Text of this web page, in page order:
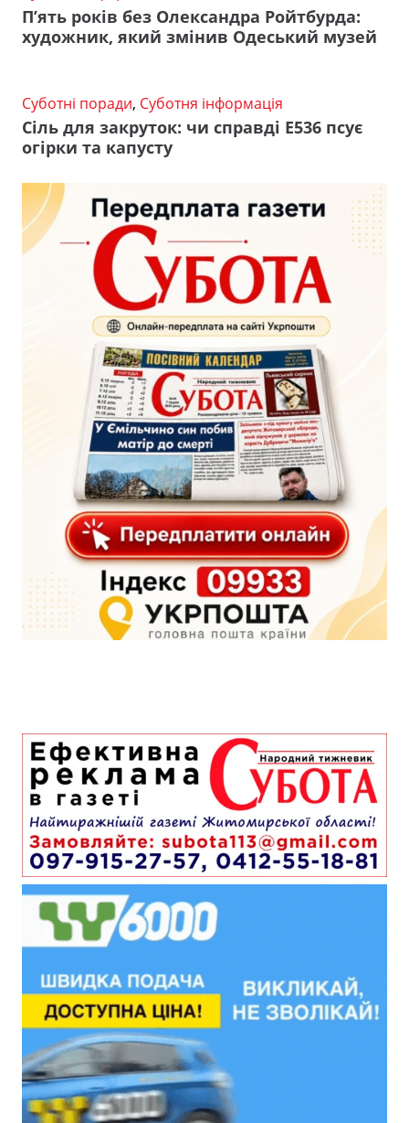
П’ять років без Олександра Ройтбурда:
художник, який змінив Одеський музей
Суботні поради, Суботня інформація
Сіль для закруток: чи справді Е536 псує
огірки та капусту